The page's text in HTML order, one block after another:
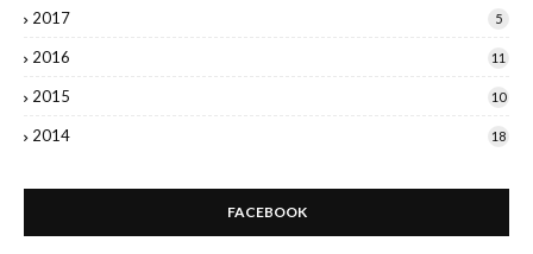
2017 5
2016 11
2015 10
2014 18
FACEBOOK